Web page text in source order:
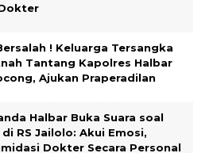
! Keluarga Tersangka
Tantang Kapolres Halbar
Ajukan Praperadilan
Halbar Buka Suara soal
RS Jailolo: Akui Emosi,
Dokter Secara Personal